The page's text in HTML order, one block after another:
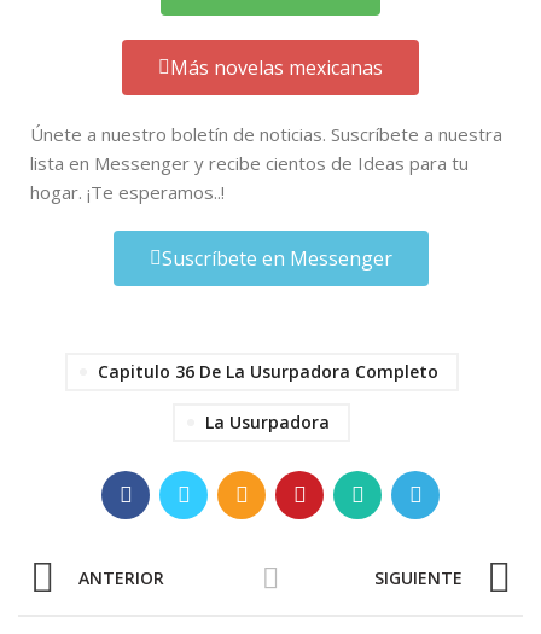
Más novelas mexicanas
Únete a nuestro boletín de noticias. Suscríbete a nuestra
lista en Messenger y recibe cientos de Ideas para tu
hogar. ¡Te esperamos..!
Suscríbete en Messenger
Capitulo 36 De La Usurpadora Completo
La Usurpadora
ANTERIOR SIGUIENTE